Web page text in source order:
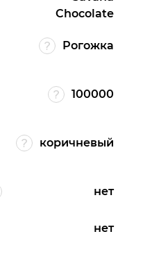
Chocolate
Рогожка
100000
коричневый
нет
нет